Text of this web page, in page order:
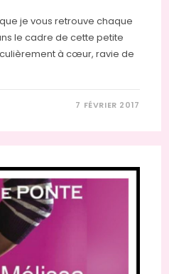
je vous retrouve chaque
le cadre de cette petite
à cœur, ravie de
7 FÉVRIER 2017